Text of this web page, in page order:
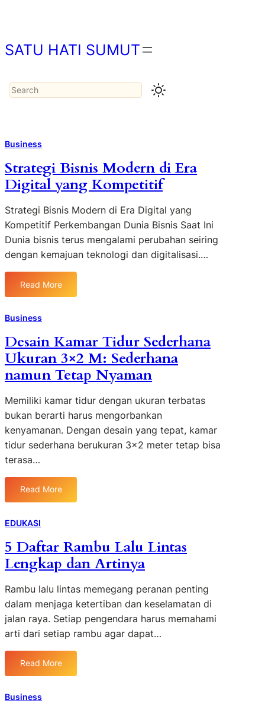
konten
SATU HATI SUMUT
Search
Business
Strategi Bisnis Modern di Era
Digital yang Kompetitif
Strategi Bisnis Modern di Era Digital yang
Kompetitif Perkembangan Dunia Bisnis Saat Ini
Dunia bisnis terus mengalami perubahan seiring
dengan kemajuan teknologi dan digitalisasi.…
Read More
t
a
t
e
g
B
i
s
n
M
e
n
d
E
r
a
a
Business
Desain Kamar Tidur Sederhana
Ukuran 3×2 M: Sederhana
namun Tetap Nyaman
Memiliki kamar tidur dengan ukuran terbatas
bukan berarti harus mengorbankan
kenyamanan. Dengan desain yang tepat, kamar
tidur sederhana berukuran 3×2 meter tetap bisa
terasa…
Read More
e
a
i
n
K
a
T
d
r
EDUKASI
5 Daftar Rambu Lalu Lintas
Lengkap dan Artinya
Rambu lalu lintas memegang peranan penting
dalam menjaga ketertiban dan keselamatan di
jalan raya. Setiap pengendara harus memahami
arti dari setiap rambu agar dapat…
Read More
D
Business